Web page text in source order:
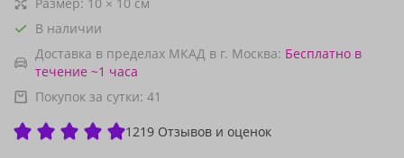
В наличии
Доставка в пределах МКАД в г. Москва: Бесплатно в
течение ~1 часа
Покупок за сутки: 41
1219 Отзывов и оценок